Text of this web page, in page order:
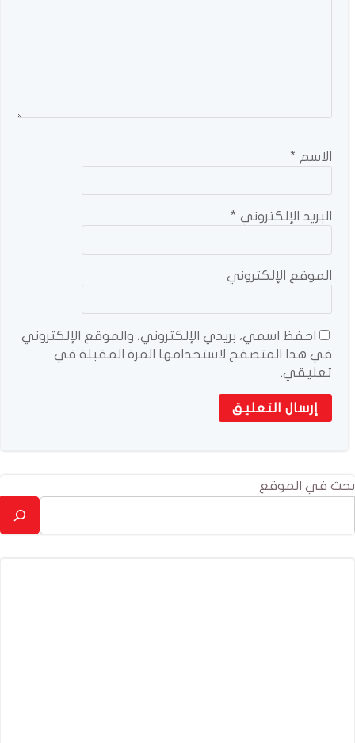
الاسم *
البريد الإلكتروني *
الموقع الإلكتروني
احفظ اسمي، بريدي الإلكتروني، والموقع الإلكتروني
في هذا المتصفح لاستخدامها المرة المقبلة في
تعليقي.
بحث في الموقع